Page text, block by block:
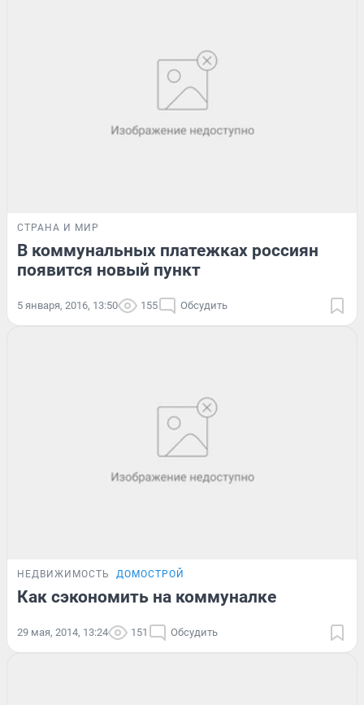
СТРАНА И МИР
В коммунальных платежках россиян
появится новый пункт
5 января, 2016, 13:50 155 Обсудить
НЕДВИЖИМОСТЬ ДОМОСТРОЙ
Как сэкономить на коммуналке
29 мая, 2014, 13:24 151 Обсудить